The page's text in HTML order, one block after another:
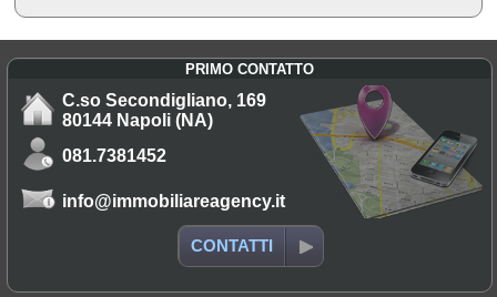
PRIMO CONTATTO
C.so Secondigliano, 169
80144 Napoli (NA)
081.7381452
info@immobiliareagency.it
CONTATTI